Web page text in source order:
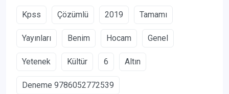
Kpss Çözümlü 2019 Tamamı
Yayınları Benim Hocam Genel
Yetenek Kültür 6 Altın
Deneme 9786052772539